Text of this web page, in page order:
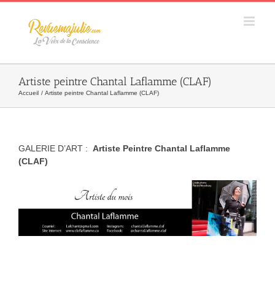
Skip
Artiste peintre Chantal Laflamme (CLAF)
Accueil Artiste peintre Chantal Laflamme (CLAF)
GALERIE D’ART : Artiste Peintre Chantal Laflamme
(CLAF)